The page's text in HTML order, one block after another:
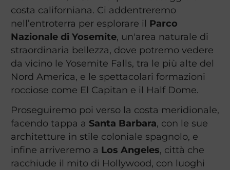
costa californiana. Ci addentreremo
nell’entroterra per esplorare il Parco
Nazionale di Yosemite, un'area naturale di
straordinaria bellezza, dove potremo vedere
da vicino le Yosemite Falls, tra le più alte del
Nord America, e le spettacolari formazioni
rocciose come El Capitan e il Half Dome.
Proseguiremo poi verso la costa meridionale,
facendo tappa a Santa Barbara, con le sue
architetture in stile coloniale spagnolo, e
infine arriveremo a Los Angeles, città che
racchiude il mito di Hollywood, con luoghi